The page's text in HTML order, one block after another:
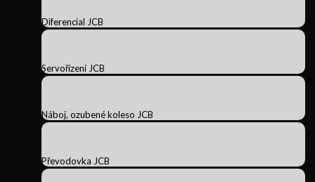
Diferencial JCB
Servořízení JCB
Náboj, ozubené koleso JCB
Převodovka JCB